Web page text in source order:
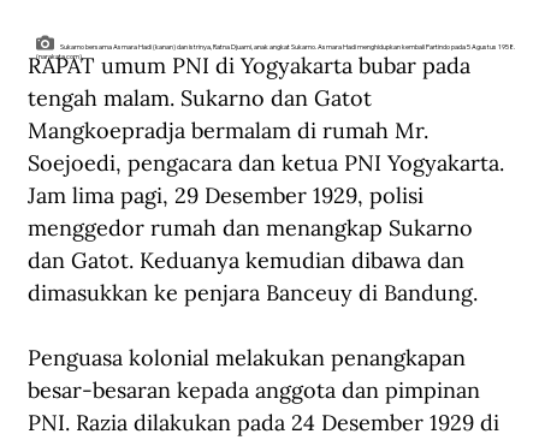
Sukarno bersama Asmara Hadi (kanan) dan istrinya, Ratna Djuami, anak angkat Sukarno. Asmara Hadi menghidupkan kembali Partindo pada 5 Agustus 1958.
(narakata.com).
RAPAT umum PNI di Yogyakarta bubar pada
tengah malam. Sukarno dan Gatot
Mangkoepradja bermalam di rumah Mr.
Soejoedi, pengacara dan ketua PNI Yogyakarta.
Jam lima pagi, 29 Desember 1929, polisi
menggedor rumah dan menangkap Sukarno
dan Gatot. Keduanya kemudian dibawa dan
dimasukkan ke penjara Banceuy di Bandung.
Penguasa kolonial melakukan penangkapan
besar-besaran kepada anggota dan pimpinan
PNI. Razia dilakukan pada 24 Desember 1929 di